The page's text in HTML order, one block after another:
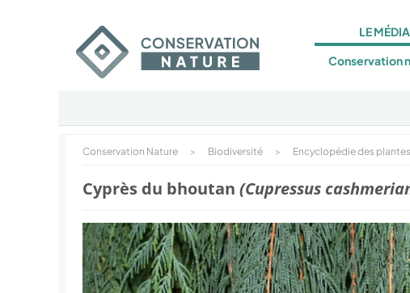
LE MÉDIA
Conservation
Conservation Nature > Biodiversité > Encyclopédie des plantes
Cyprès du bhoutan (Cupressus